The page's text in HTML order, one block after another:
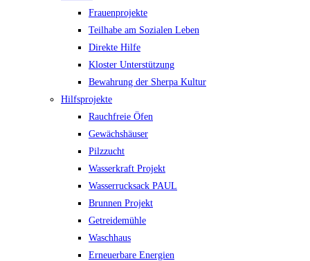
Frauenprojekte
Teilhabe am Sozialen Leben
Direkte Hilfe
Kloster Unterstützung
Bewahrung der Sherpa Kultur
Hilfsprojekte
Rauchfreie Öfen
Gewächshäuser
Pilzzucht
Wasserkraft Projekt
Wasserrucksack PAUL
Brunnen Projekt
Getreidemühle
Waschhaus
Erneuerbare Energien